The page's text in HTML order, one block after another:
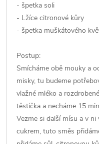
- špetka soli
- Lžíce citronové kůry
- špetka muškátového
Postup:
Smícháme obě mouky a
misky, tu budeme
vlažné mléko a
těstíčka a necháme 15
Vezme si další mísu a v
cukrem, tuto směs